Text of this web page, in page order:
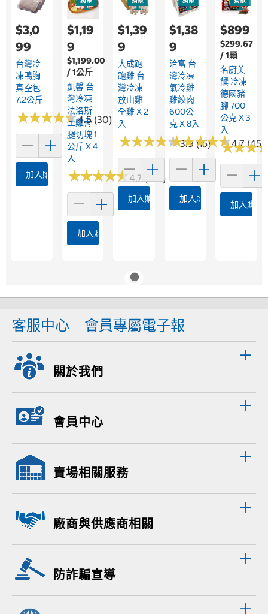
$3,0
99
台灣冷
凍鴨胸
真空包
7.2公斤
★★★★★
★★★★★4.5 (30)
加入購物車
$1,19
9
$1,199.00
/ 1公斤
凱馨 台
灣冷凍
法洛斯
土雞骨
腿切塊 1
公斤 X 4
入
★★★★★
★★★★★4.7 (194)
加入購物車
$1,39
9
大成跑
跑雞 台
灣冷凍
放山雞
全雞 X 2
入
★★★★★
★★★★★3.9 (15)
加入購物車
$1,38
9
洽富 台
灣冷凍
氣冷雞
雞絞肉
600公
克 X 8入
★★★★★
★★★★★4.7 (45)
加入購物車
$899
$299.67
/ 1顆
名廚美
饌 冷凍
德國豬
腳 700
公克 X 3
入
★★★
★★★
加入購物
客服中心 會員專屬電子報
關於我們
會員中心
賣場相關服務
廠商與供應商相關
防詐騙宣導